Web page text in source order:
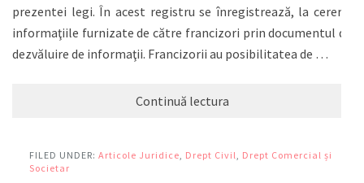
prezentei legi. În acest registru se înregistrează, la cerere,
informaţiile furnizate de către francizori prin documentul de
dezvăluire de informaţii. Francizorii au posibilitatea de …
Continuă lectura
FILED UNDER: Articole Juridice, Drept Civil, Drept Comercial și
Societar